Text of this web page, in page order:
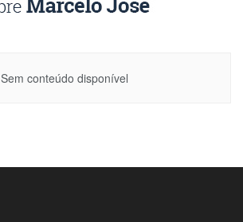
Sem conteúdo disponível